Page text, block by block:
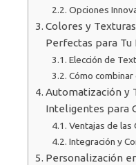
Opciones
Colores y
Perfectas para Tu
Elección de
Cómo
Automatización y
Inteligentes para
Ventajas de las
Integración y
Personalización